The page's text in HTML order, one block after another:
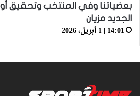
بعضياتنا وفي المنتخب وتحقيق
الجديد مزيان
14:01 | 1 أبريل، 2026